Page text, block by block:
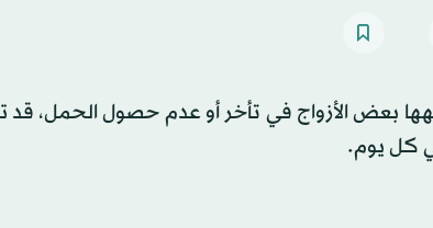
بعض الأزواج في تأخر أو عدم حصول الحمل،
كل يوم.